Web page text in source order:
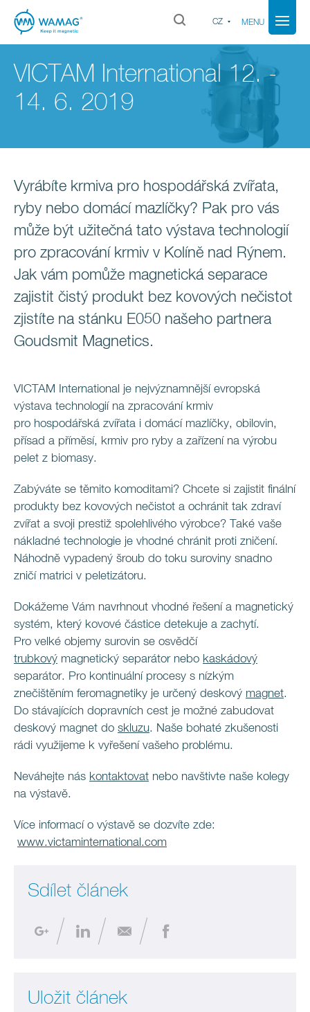
CZ MENU
VICTAM International 12. -
14. 6. 2019
Vyrábíte krmiva pro hospodářská zvířata,
ryby nebo domácí mazlíčky? Pak pro vás
může být užitečná tato výstava technologií
pro zpracování krmiv v Kolíně nad Rýnem.
Jak vám pomůže magnetická separace
zajistit čistý produkt bez kovových nečistot
zjistíte na stánku E050 našeho partnera
Goudsmit Magnetics.
VICTAM International je nejvýznamnější evropská
výstava technologií na zpracování krmiv
pro hospodářská zvířata i domácí mazlíčky, obilovin,
přísad a příměsí, krmiv pro ryby a zařízení na výrobu
pelet z biomasy.
Zabýváte se těmito komoditami? Chcete si zajistit finální
produkty bez kovových nečistot a ochránit tak zdraví
zvířat a svoji prestiž spolehlivého výrobce? Také vaše
nákladné technologie je vhodné chránit proti zničení.
Náhodně vypadený šroub do toku suroviny snadno
zničí matrici v peletizátoru.
Dokážeme Vám navrhnout vhodné řešení a magnetický
systém, který kovové částice detekuje a zachytí.
Pro velké objemy surovin se osvědčí
trubkový magnetický separátor nebo kaskádový
separátor. Pro kontinuální procesy s nízkým
znečištěním feromagnetiky je určený deskový magnet.
Do stávajících dopravních cest je možné zabudovat
deskový magnet do skluzu. Naše bohaté zkušenosti
rádi využijeme k vyřešení vašeho problému.
Neváhejte nás kontaktovat nebo navštivte naše kolegy
na výstavě.
Více informací o výstavě se dozvíte zde:
www.victaminternational.com
Sdílet článek
Uložit článek